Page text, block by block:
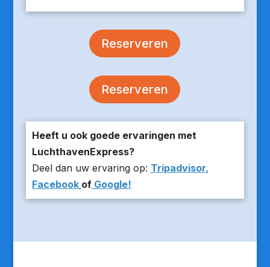
Reserveren
Reserveren
Heeft u ook goede ervaringen met
LuchthavenExpress?
Deel dan uw ervaring op: Tripadvisor,
Facebook ofGoogle!